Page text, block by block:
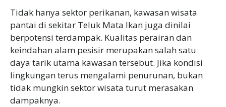
Tidak hanya sektor perikanan, kawasan wisata
pantai di sekitar Teluk Mata Ikan juga dinilai
berpotensi terdampak. Kualitas perairan dan
keindahan alam pesisir merupakan salah satu
daya tarik utama kawasan tersebut. Jika kondisi
lingkungan terus mengalami penurunan, bukan
tidak mungkin sektor wisata turut merasakan
dampaknya.